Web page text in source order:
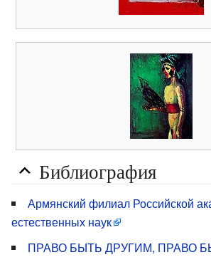
Библиография
Армянский филиал Российской
естественных наук
ПРАВО БЫТЬ ДРУГИМ, ПРАВО